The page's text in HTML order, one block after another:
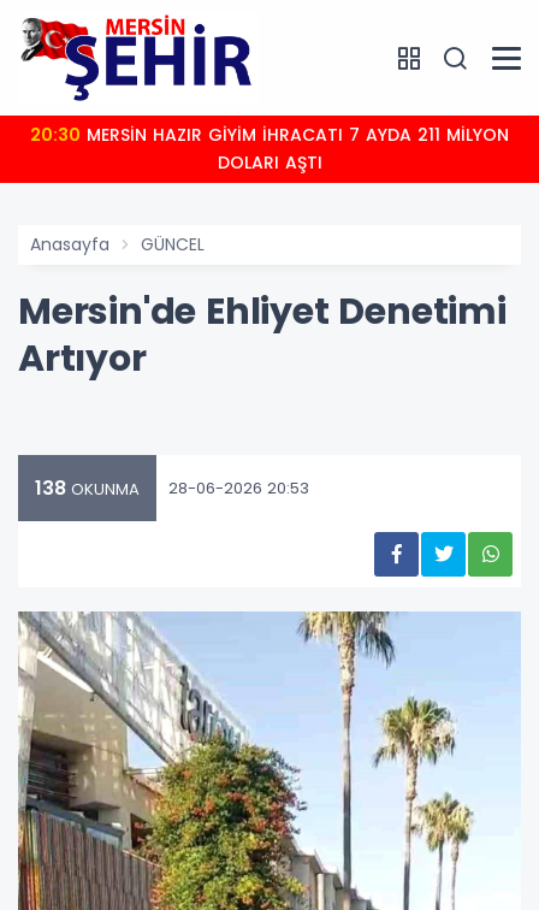
20:30
DOLARI AŞTI
Anasayfa GÜNCEL
Mersin'de Ehliyet Denetimi
Artıyor
138 OKUNMA 28-06-2026 20:53